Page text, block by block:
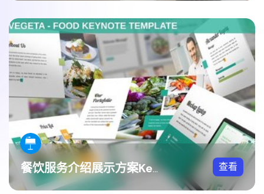
餐饮服务介绍展示方案Keynote模板 查看